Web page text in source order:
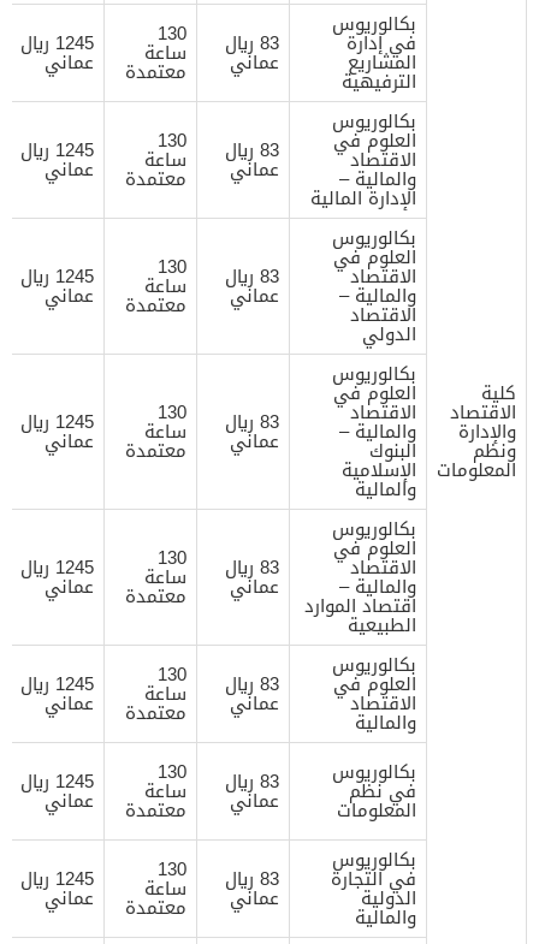
كلية
الاقتصاد
والإدارة
ونظم
المعلومات
بكالوريوس
في إدارة
المشاريع
الترفيهية
83 ريال
عماني
130
ساعة
معتمدة
1245 ريال
عماني
بكالوريوس
العلوم في
الاقتصاد
والمالية –
الإدارة المالية
83 ريال
عماني
130
ساعة
معتمدة
1245 ريال
عماني
بكالوريوس
العلوم في
الاقتصاد
والمالية –
الاقتصاد
الدولي
83 ريال
عماني
130
ساعة
معتمدة
1245 ريال
عماني
بكالوريوس
العلوم في
الاقتصاد
والمالية –
البنوك
الإسلامية
والمالية
83 ريال
عماني
130
ساعة
معتمدة
1245 ريال
عماني
بكالوريوس
العلوم في
الاقتصاد
والمالية –
اقتصاد الموارد
الطبيعية
83 ريال
عماني
130
ساعة
معتمدة
1245 ريال
عماني
بكالوريوس
العلوم في
الاقتصاد
والمالية
83 ريال
عماني
130
ساعة
معتمدة
1245 ريال
عماني
بكالوريوس
في نظم
المعلومات
83 ريال
عماني
130
ساعة
معتمدة
1245 ريال
عماني
بكالوريوس
في التجارة
الدولية
والمالية
83 ريال
عماني
130
ساعة
معتمدة
1245 ريال
عماني